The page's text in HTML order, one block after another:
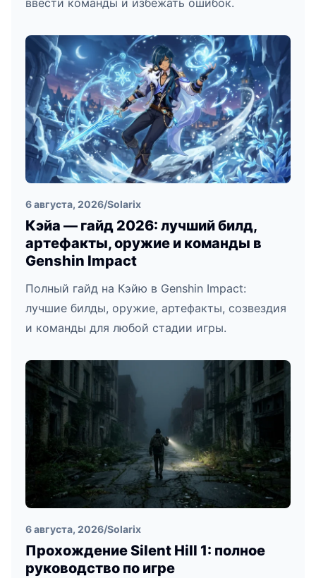
ввести команды и избежать ошибок.
6 августа, 2026/Solarix
Кэйа — гайд 2026: лучший билд,
артефакты, оружие и команды в
Genshin Impact
Полный гайд на Кэйю в Genshin Impact:
лучшие билды, оружие, артефакты, созвездия
и команды для любой стадии игры.
6 августа, 2026/Solarix
Прохождение Silent Hill 1: полное
руководство по игре